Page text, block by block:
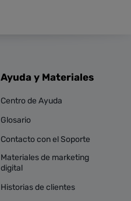
Ayuda y Materiales
Centro de Ayuda
Glosario
Contacto con el Soporte
Materiales de marketing
digital
Historias de clientes